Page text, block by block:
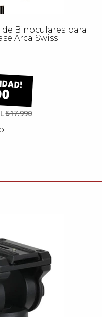
Binoculares para
Arca Swiss
$17.990